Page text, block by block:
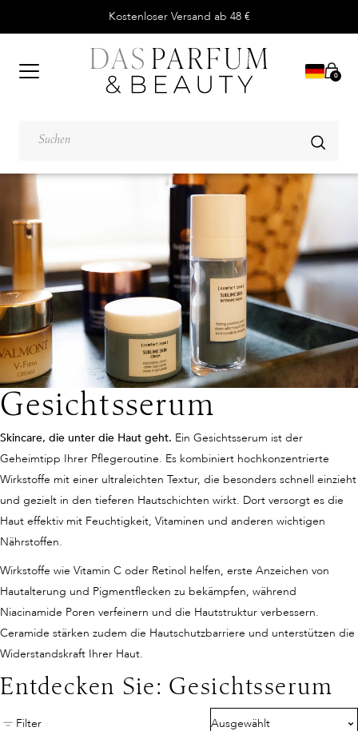
Kostenloser Versand ab 48 €
0
Gesichtsserum
Skincare, die unter die Haut geht. Ein Gesichtsserum ist der
Geheimtipp Ihrer Pflegeroutine. Es kombiniert hochkonzentrierte
Wirkstoffe mit einer ultraleichten Textur, die besonders schnell einzieht
und gezielt in den tieferen Hautschichten wirkt. Dort versorgt es die
Haut effektiv mit Feuchtigkeit, Vitaminen und anderen wichtigen
Nährstoffen.
Wirkstoffe wie Vitamin C oder Retinol helfen, erste Anzeichen von
Hautalterung und Pigmentflecken zu bekämpfen, während
Niacinamide Poren verfeinern und die Hautstruktur verbessern.
Ceramide stärken zudem die Hautschutzbarriere und unterstützen die
Widerstandskraft Ihrer Haut.
Entdecken Sie: Gesichtsserum
Filter Ausgewählt